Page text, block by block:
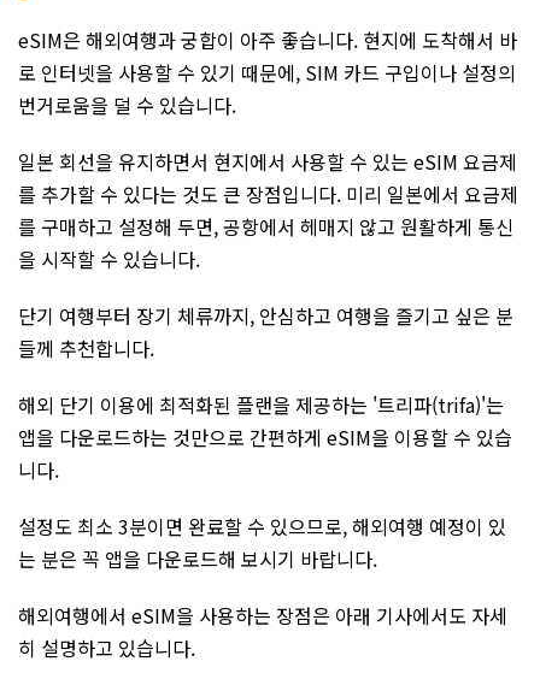
eSIM은 해외여행과 궁합이 아주 좋습니다. 현지에 도착해서 바
로 인터넷을 사용할 수 있기 때문에, SIM 카드 구입이나 설정의
번거로움을 덜 수 있습니다.
일본 회선을 유지하면서 현지에서 사용할 수 있는 eSIM 요금제
를 추가할 수 있다는 것도 큰 장점입니다. 미리 일본에서 요금제
를 구매하고 설정해 두면, 공항에서 헤매지 않고 원활하게 통신
을 시작할 수 있습니다.
단기 여행부터 장기 체류까지, 안심하고 여행을 즐기고 싶은 분
들께 추천합니다.
해외 단기 이용에 최적화된 플랜을 제공하는 '트리파(trifa)'는
앱을 다운로드하는 것만으로 간편하게 eSIM을 이용할 수 있습
니다.
설정도 최소 3분이면 완료할 수 있으므로, 해외여행 예정이 있
는 분은 꼭 앱을 다운로드해 보시기 바랍니다.
해외여행에서 eSIM을 사용하는 장점은 아래 기사에서도 자세
히 설명하고 있습니다.